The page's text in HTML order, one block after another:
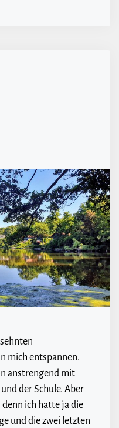
mich entspannen.
anstrengend mit
der Schule. Aber
denn ich hatte ja die
und die zwei letzten